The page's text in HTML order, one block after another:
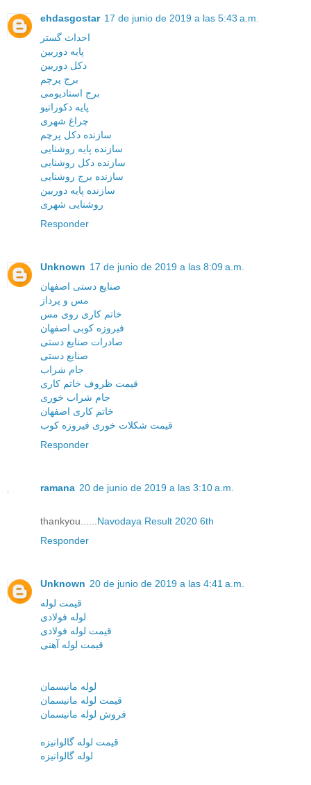
ehdasgostar 17 de junio de 2019 a las 5:43 a.m.
احداث گستر
پایه دوربین
دکل دوربین
برج پرچم
برج استادیومی
پایه دکوراتیو
چراغ شهری
سازنده دکل پرچم
سازنده پایه روشنایی
سازنده دکل روشنایی
سازنده برج روشنایی
سازنده پایه دوربین
روشنایی شهری
Responder
Unknown 17 de junio de 2019 a las 8:09 a.m.
صنایع دستی اصفهان
مس و پرداز
خاتم کاری روی مس
فیروزه کوبی اصفهان
صادرات صنایع دستی
صنایع دستی
جام شراب
قیمت ظروف خاتم کاری
جام شراب خوری
خاتم کاری اصفهان
قیمت شکلات خوری فیروزه کوب
Responder
ramana 20 de junio de 2019 a las 3:10 a.m.
thankyou...... Navodaya Result 2020 6th
Responder
Unknown 20 de junio de 2019 a las 4:41 a.m.
قیمت لوله
لوله فولادی
قیمت لوله فولادی
قیمت لوله آهنی
لوله مانیسمان
قیمت لوله مانیسمان
فروش لوله مانیسمان
قیمت لوله گالوانیزه
لوله گالوانیزه